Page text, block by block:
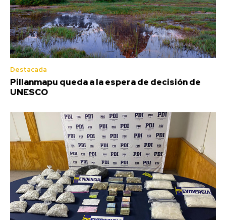
Destacada
Pillanmapu queda a la espera de decisión de
UNESCO